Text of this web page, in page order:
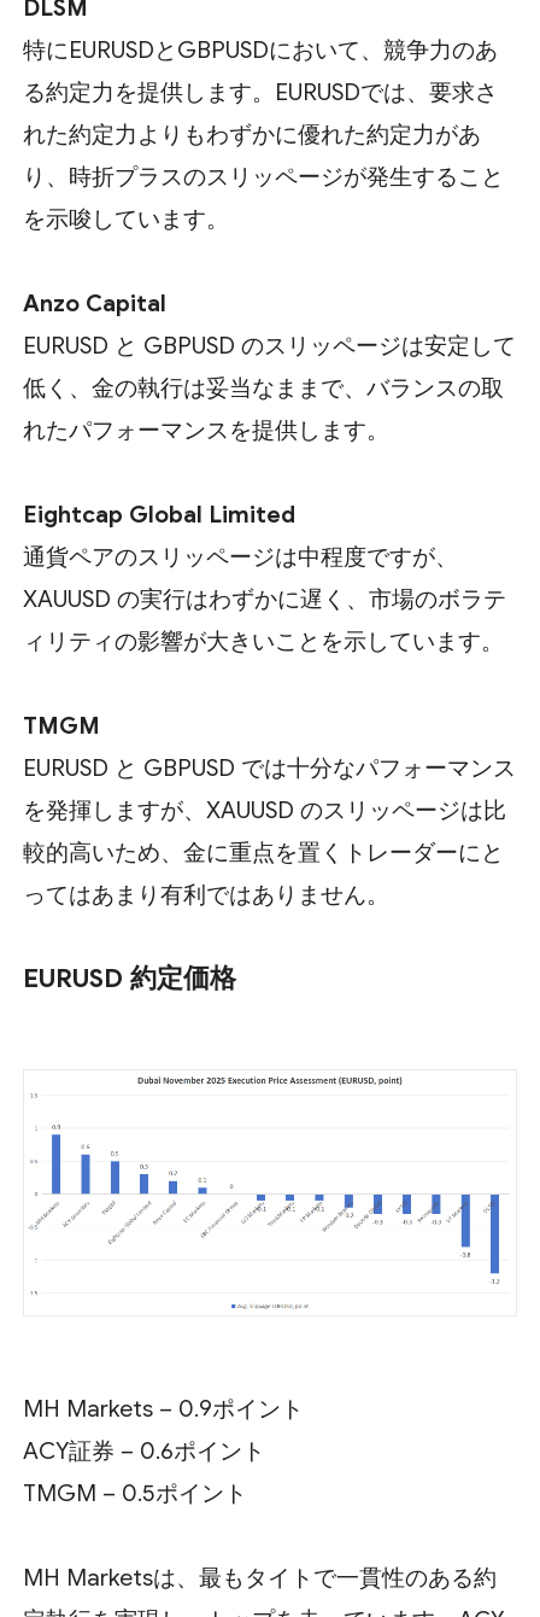
DLSM
特にEURUSDとGBPUSDにおいて、競争力のあ
る約定力を提供します。EURUSDでは、要求さ
れた約定力よりもわずかに優れた約定力があ
り、時折プラスのスリッページが発生すること
を示唆しています。
Anzo Capital
EURUSD と GBPUSD のスリッページは安定して
低く、金の執行は妥当なままで、バランスの取
れたパフォーマンスを提供します。
Eightcap Global Limited
通貨ペアのスリッページは中程度ですが、
XAUUSD の実行はわずかに遅く、市場のボラテ
ィリティの影響が大きいことを示しています。
TMGM
EURUSD と GBPUSD では十分なパフォーマンス
を発揮しますが、XAUUSD のスリッページは比
較的高いため、金に重点を置くトレーダーにと
ってはあまり有利ではありません。
EURUSD 約定価格
MH Markets – 0.9ポイント
ACY証券 – 0.6ポイント
TMGM – 0.5ポイント
MH Marketsは、最もタイトで一貫性のある約